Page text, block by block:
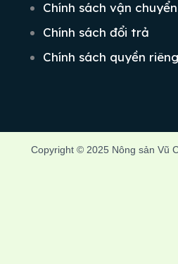
Chính sách vận chuyển
Chính sách đổi trả
Chính sách quyền
Copyright © 2025 Nông sản Vũ